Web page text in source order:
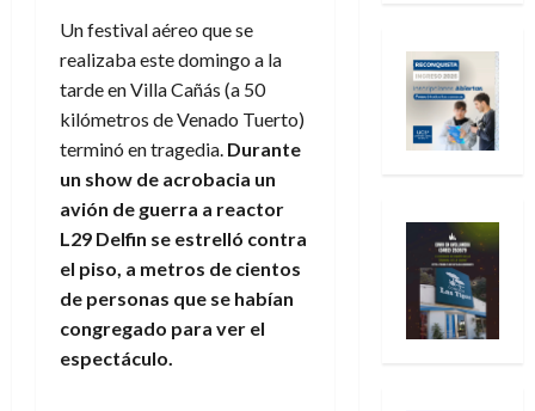
Un festival aéreo que se
realizaba este domingo a la
tarde en Villa Cañás (a 50
kilómetros de Venado Tuerto)
terminó en tragedia. Durante
un show de acrobacia un
avión de guerra a reactor
L29 Delfin se estrelló contra
el piso, a metros de cientos
de personas que se habían
congregado para ver el
espectáculo.